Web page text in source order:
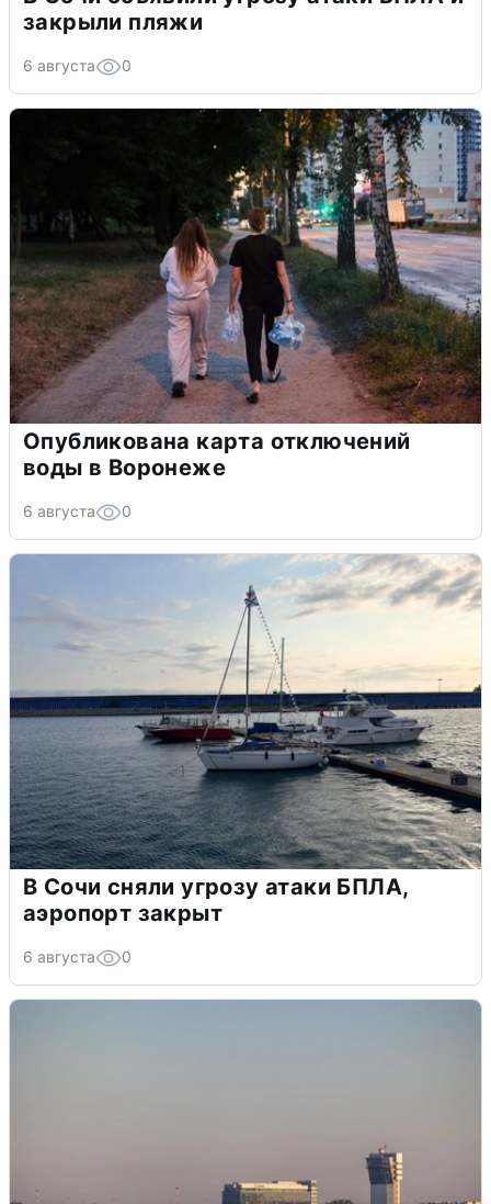
закрыли пляжи
6 августа 0
Опубликована карта отключений
воды в Воронеже
6 августа 0
В Сочи сняли угрозу атаки БПЛА,
аэропорт закрыт
6 августа 0